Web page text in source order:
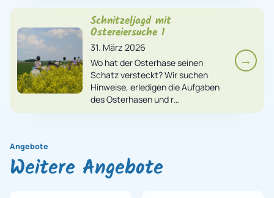
Schnitzeljagd mit
Ostereiersuche 1
31. März 2026
Wo hat der Osterhase seinen
Schatz versteckt? Wir suchen
Hinweise, erledigen die Aufgaben
des Osterhasen und r…
→
Angebote
Weitere Angebote